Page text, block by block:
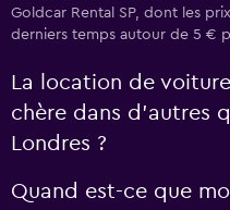
Goldcar Rental SP, dont les
derniers temps autour de 5 €
La location de
chère dans d’autres
Londres ?
Quand est-ce que